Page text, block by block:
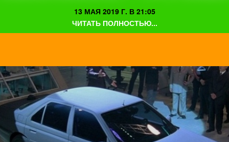
13 МАЯ 2019 Г. В 21:05
ЧИТАТЬ ПОЛНОСТЬЮ...